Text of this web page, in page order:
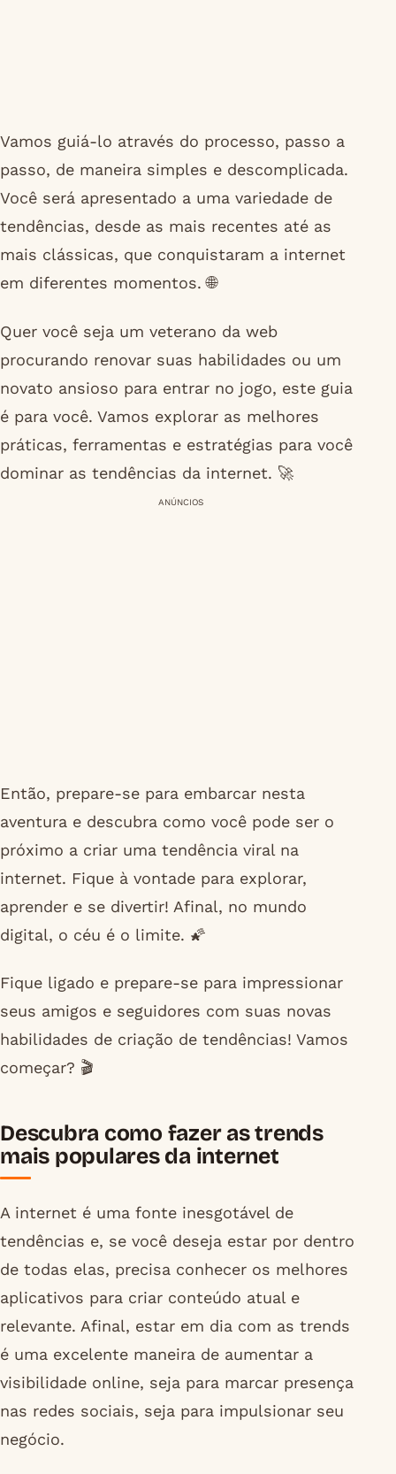
Vamos guiá-lo através do processo, passo a
passo, de maneira simples e descomplicada.
Você será apresentado a uma variedade de
tendências, desde as mais recentes até as
mais clássicas, que conquistaram a internet
em diferentes momentos. 🌐
Quer você seja um veterano da web
procurando renovar suas habilidades ou um
novato ansioso para entrar no jogo, este guia
é para você. Vamos explorar as melhores
práticas, ferramentas e estratégias para você
dominar as tendências da internet. 🚀
ANÚNCIOS
Então, prepare-se para embarcar nesta
aventura e descubra como você pode ser o
próximo a criar uma tendência viral na
internet. Fique à vontade para explorar,
aprender e se divertir! Afinal, no mundo
digital, o céu é o limite. 🌠
Fique ligado e prepare-se para impressionar
seus amigos e seguidores com suas novas
habilidades de criação de tendências! Vamos
começar? 🎬
Descubra como fazer as trends
mais populares da internet
A internet é uma fonte inesgotável de
tendências e, se você deseja estar por dentro
de todas elas, precisa conhecer os melhores
aplicativos para criar conteúdo atual e
relevante. Afinal, estar em dia com as trends
é uma excelente maneira de aumentar a
visibilidade online, seja para marcar presença
nas redes sociais, seja para impulsionar seu
negócio.